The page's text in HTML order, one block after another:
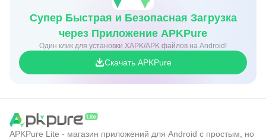
Супер Быстрая и Безопасная Загрузка
через Приложение APKPure
Один клик для установки XAPK/APK файлов на Android!
Скачать APKPure
APKPure Lite - магазин приложений для Android с простым, но